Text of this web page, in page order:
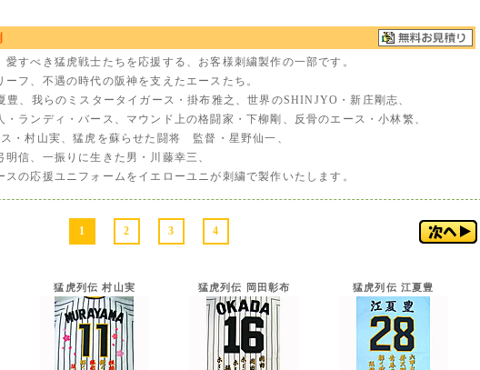
愛すべき猛虎戦士たちを応援する、お客様刺繍製作の一部です。
フ、不遇の時代の阪神を支えたエースたち。
豊、我らのミスタータイガース・掛布雅之、世界のSHINJYO・新庄剛志、
・ランディ・バース、マウンド上の格闘家・下柳剛、反骨のエース・小林繁、
・村山実、猛虎を蘇らせた闘将 監督・星野仙一、
信、一振りに生きた男・川藤幸三、
スの応援ユニフォームをイエローユニが刺繍で製作いたします。
1 2 3 4
猛虎列伝 村山実 猛虎列伝 岡田彰布 猛虎列伝 江夏豊